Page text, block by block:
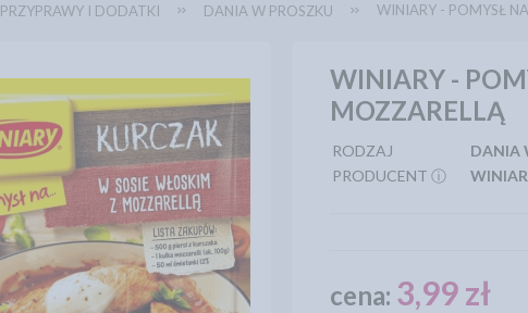
PRZYPRAWY I DODATKI DANIA W PROSZKU WINIARY - POMYSŁ
WINIARY -
MOZZARELLĄ
RODZAJ
DANIA
PRODUCENT ⓘ
cena: 3,99 zł